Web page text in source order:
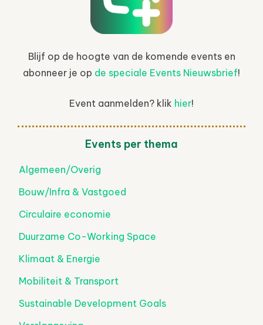
Blijf op de hoogte van de komende events en
abonneer je op de speciale Events Nieuwsbrief!
Event aanmelden? klik hier!
Events per thema
Algemeen/Overig
Bouw/Infra & Vastgoed
Circulaire economie
Duurzame Co-Working Space
Klimaat & Energie
Mobiliteit & Transport
Sustainable Development Goals